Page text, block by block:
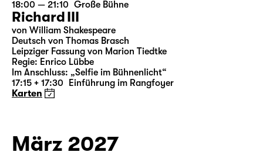
So 28.02.
18:00 — 21:10 Große Bühne
Richard III
von William Shakespeare
Deutsch von Thomas Brasch
Leipziger Fassung von Marion Tiedtke
Karten